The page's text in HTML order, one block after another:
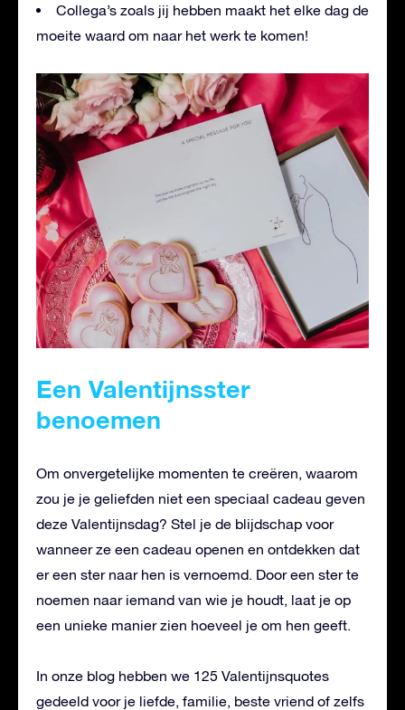
Collega’s zoals jij hebben maakt het elke dag de
moeite waard om naar het werk te komen!
Een Valentijnsster
benoemen
Om onvergetelijke momenten te creëren, waarom
zou je je geliefden niet een speciaal cadeau geven
deze Valentijnsdag? Stel je de blijdschap voor
wanneer ze een cadeau openen en ontdekken dat
er een ster naar hen is vernoemd. Door een ster te
noemen naar iemand van wie je houdt, laat je op
een unieke manier zien hoeveel je om hen geeft.
In onze blog hebben we 125 Valentijnsquotes
gedeeld voor je liefde, familie, beste vriend of zelfs